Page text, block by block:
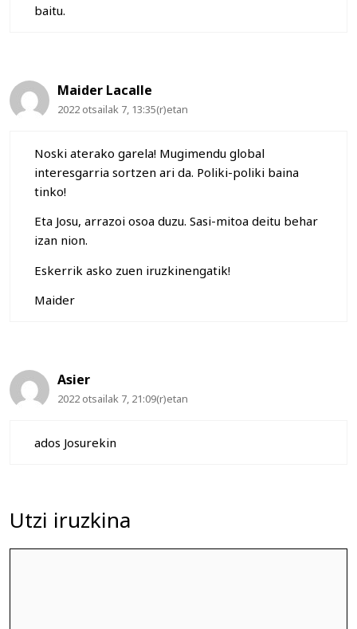
baitu.
Maider Lacalle
2022 otsailak 7, 13:35(r)etan
Noski aterako garela! Mugimendu global
interesgarria sortzen ari da. Poliki-poliki baina
tinko!
Eta Josu, arrazoi osoa duzu. Sasi-mitoa deitu behar
izan nion.
Eskerrik asko zuen iruzkinengatik!
Maider
Asier
2022 otsailak 7, 21:09(r)etan
ados Josurekin
Utzi iruzkina